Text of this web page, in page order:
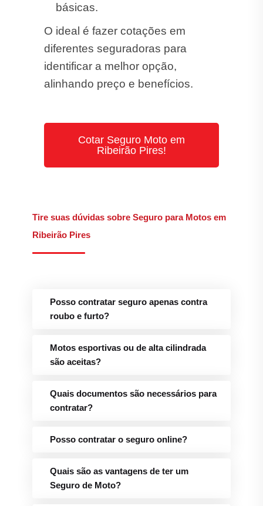
básicas.
O ideal é fazer cotações em
diferentes seguradoras para
identificar a melhor opção,
alinhando preço e benefícios.
Cotar Seguro Moto em
Ribeirão Pires!
Tire suas dúvidas sobre Seguro para Motos em
Ribeirão Pires
Posso contratar seguro apenas contra
roubo e furto?
Motos esportivas ou de alta cilindrada
são aceitas?
Quais documentos são necessários para
contratar?
Posso contratar o seguro online?
Quais são as vantagens de ter um
Seguro de Moto?